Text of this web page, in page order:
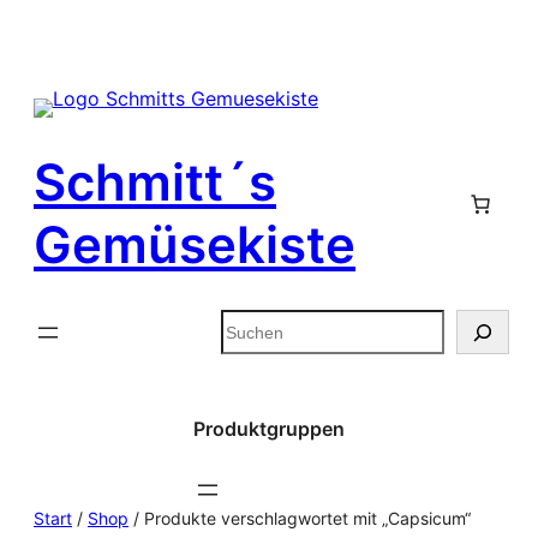
Inhalt
Schmitt´s
Gemüsekiste
Suchen
Produktgruppen
Start / Shop / Produkte verschlagwortet mit „Capsicum“